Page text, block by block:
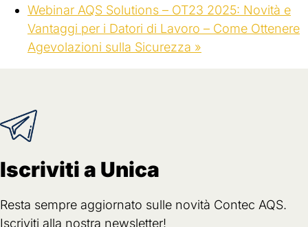
Webinar AQS Solutions – OT23 2025: Novità e
Vantaggi per i Datori di Lavoro – Come Ottenere
Agevolazioni sulla Sicurezza »
Iscriviti a Unica
Resta sempre aggiornato sulle novità Contec AQS.
Iscriviti alla nostra newsletter!